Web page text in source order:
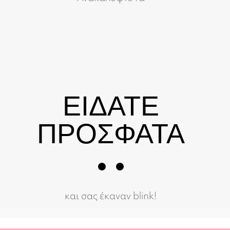
ΕΙΔΑΤΕ
ΠΡΟΣΦΑΤΑ
και σας έκαναν blink!